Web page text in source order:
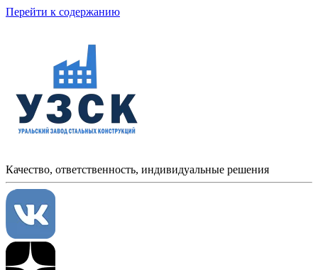
Перейти к содержанию
Качество, ответственность, индивидуальные решения